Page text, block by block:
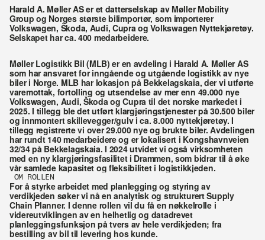
Harald A. Møller AS er et datterselskap av Møller Mobility
Group og Norges største bilimportør, som importerer
Volkswagen, Škoda, Audi, Cupra og Volkswagen Nyttekjøretøy.
Selskapet har ca. 400 medarbeidere.
Møller Logistikk Bil (MLB) er en avdeling i Harald A. Møller AS
som har ansvaret for inngående og utgående logistikk av nye
biler i Norge. MLB har lokasjon på Bekkelagskaia, der vi utførte
varemottak, fortolling og utsendelse av mer enn 49.000 nye
Volkswagen, Audi, Škoda og Cupra til det norske markedet i
2025. I tillegg ble det utført klargjøringstjenester på 30.500 biler
og innmontert skillevegger/gulv i ca. 8.000 nyttekjøretøy. I
tillegg registrerte vi over 29.000 nye og brukte biler. Avdelingen
har rundt 140 medarbeidere og er lokalisert i Kongshavnveien
32/34 på Bekkelagskaia. I 2024 utvidet vi også virksomheten
med en ny klargjøringsfasilitet i Drammen, som bidrar til å øke
vår samlede kapasitet og fleksibilitet i logistikkjeden.
OM ROLLEN
For å styrke arbeidet med planlegging og styring av
verdikjeden søker vi nå en analytisk og strukturert Supply
Chain Planner. I denne rollen vil du få en nøkkelrolle i
videreutviklingen av en helhetlig og datadrevet
planleggingsfunksjon på tvers av hele verdikjeden; fra
bestilling av bil til levering hos kunde.